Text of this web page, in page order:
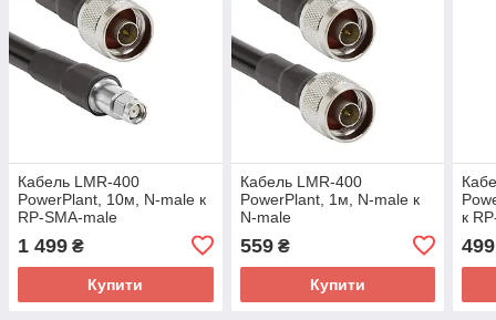
Кабель LMR-400
PowerPlant, 10м, N-male к
RP-SMA-male
1 499 ₴
Купити
Кабель LMR-400
PowerPlant, 1м, N-male к
N-male
559₴
Купити
к
499